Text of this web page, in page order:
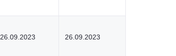
26.09.2023 26.09.2023